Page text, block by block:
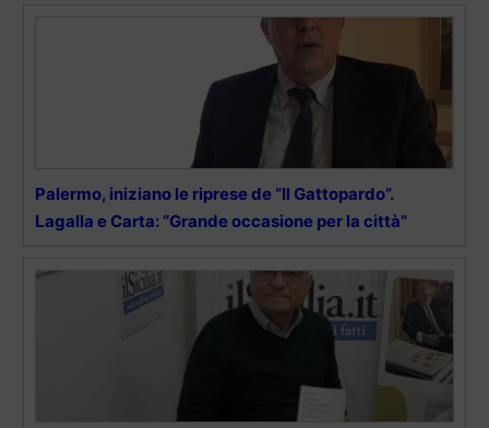
Palermo, iniziano le riprese de “Il Gattopardo”.
Lagalla e Carta: “Grande occasione per la città”